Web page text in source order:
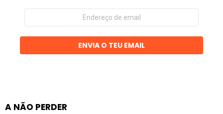
Endereço
email
ENVIA O TEU EMAIL
A NÃO PERDER